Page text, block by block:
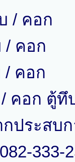
/ คอก
/ คอก
/ คอก
คอก ตู้ทึ
ประสบ
333-